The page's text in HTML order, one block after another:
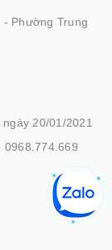
Phường Trung
20/01/2021
0968.774.669